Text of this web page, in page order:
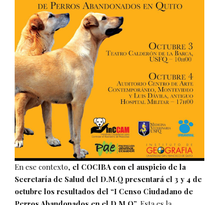
En ese contexto, el COCIBA con el auspicio de la
Secretaría de Salud del D.M.Q presentará el 3 y 4 de
octubre los resultados del “I Censo Ciudadano de